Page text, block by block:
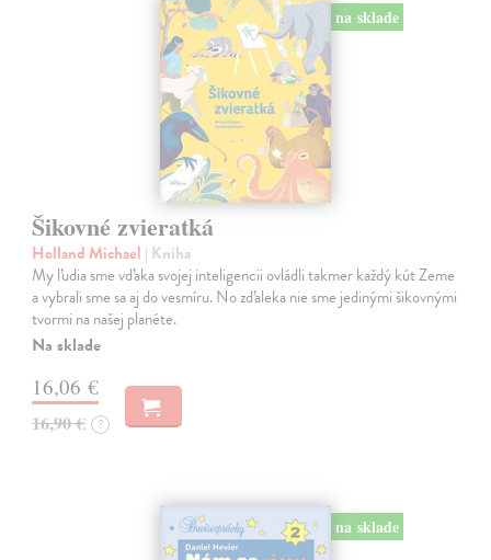
na sklade
Šikovné zvieratká
Holland Michael | Kniha
My ľudia sme vďaka svojej inteligencii ovládli takmer každý kút Zeme
a vybrali sme sa aj do vesmíru. No zďaleka nie sme jedinými šikovnými
tvormi na našej planéte.
Na sklade
16,06 €
16,90 € ?
na sklade